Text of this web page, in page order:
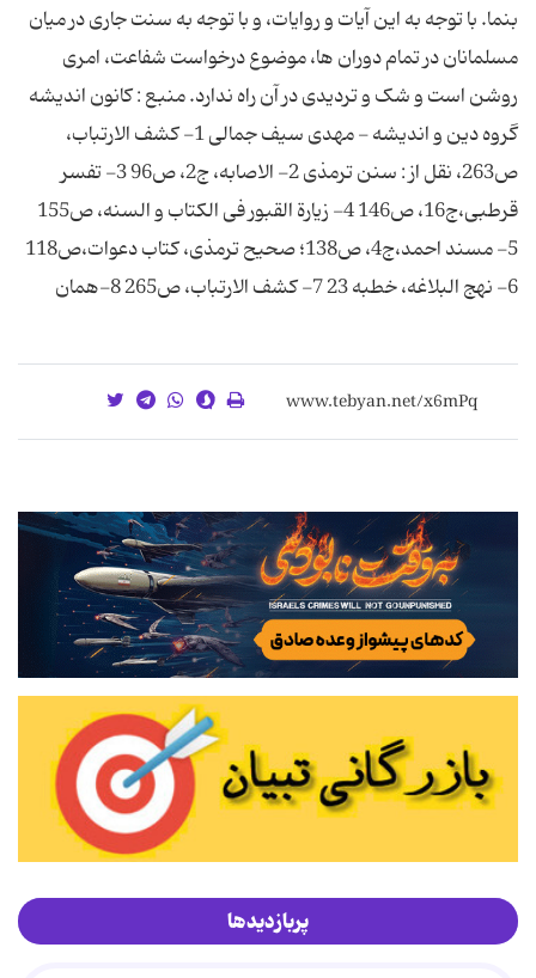
بنما. با توجه به این آیات و روایات، و با توجه به سنت جاری در میان
مسلمانان در تمام دوران ها، موضوع درخواست شفاعت، امری
روشن است و شک و تردیدی در آن راه ندارد. منبع : کانون اندیشه
گروه دین و اندیشه - مهدی سیف جمالی 1- کشف الارتباب،
ص263، نقل از : سنن ترمذی 2- الاصابه، ج2، ص96 3- تفسر
قرطبی،ج16، ص146 4- زیارة القبور فی الکتاب و السنه، ص155
5- مسند احمد،ج4، ص138؛ صحیح ترمذی، کتاب دعوات،ص118
6- نهج البلاغه، خطبه 23 7- کشف الارتباب، ص265 8-همان
پربازدیدها